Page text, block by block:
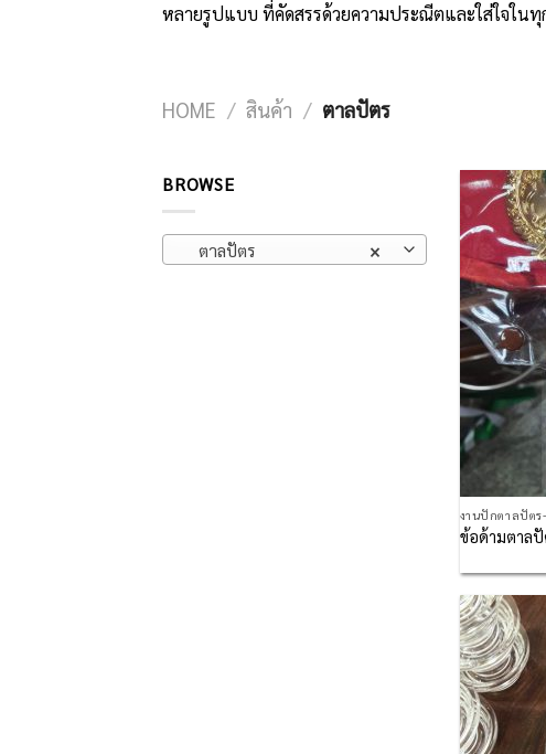
หลายรูปแบบ ที่คัดสรรด้วยความประณีตและใส่ใจในทุ
HOME / สินค้า / ตาลปัตร
BROWSE
×
ตาลปัตร
งานปักตาลปัต
ข้อด้ามตาลปั